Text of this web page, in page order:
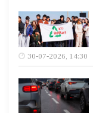
30-07-2026, 14:30